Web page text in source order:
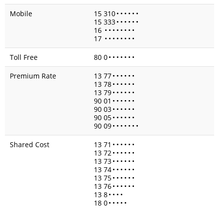
Mobile
15 310• • • • • •
15 333• • • • • •
16 • • • • • • • •
17 • • • • • • • •
Toll Free
80 0• • • • • • •
Premium Rate
13 77• • • • • •
13 78• • • • • •
13 79• • • • • •
90 01 • • • • • •
90 03• • • • • •
90 05• • • • • •
90 09• • • • • • •
Shared Cost
13 71 • • • • • •
13 72• • • • • •
13 73• • • • • •
13 74• • • • • •
13 75• • • • • •
13 76• • • • • •
13 8• • • •
18 0• • • • •